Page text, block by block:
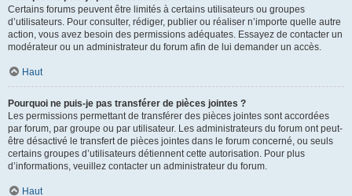
Certains forums peuvent être limités à certains utilisateurs ou groupes
d’utilisateurs. Pour consulter, rédiger, publier ou réaliser n’importe quelle autre
action, vous avez besoin des permissions adéquates. Essayez de contacter un
modérateur ou un administrateur du forum afin de lui demander un accès.
Haut
Pourquoi ne puis-je pas transférer de pièces jointes ?
Les permissions permettant de transférer des pièces jointes sont accordées
par forum, par groupe ou par utilisateur. Les administrateurs du forum ont peut-
être désactivé le transfert de pièces jointes dans le forum concerné, ou seuls
certains groupes d’utilisateurs détiennent cette autorisation. Pour plus
d’informations, veuillez contacter un administrateur du forum.
Haut